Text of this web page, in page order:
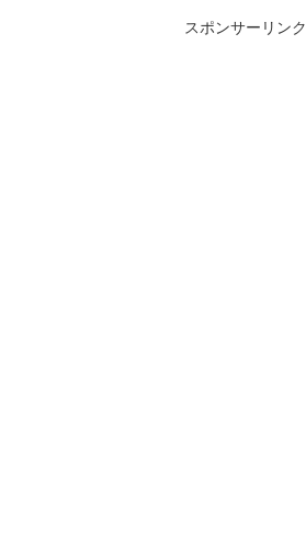
スポンサーリンク